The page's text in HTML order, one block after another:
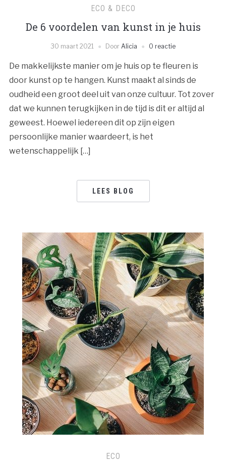
ECO & DECO
De 6 voordelen van kunst in je huis
30 maart 2021 Door Alicia 0 reactie
De makkelijkste manier om je huis op te fleuren is
door kunst op te hangen. Kunst maakt al sinds de
oudheid een groot deel uit van onze cultuur. Tot zover
dat we kunnen terugkijken in de tijd is dit er altijd al
geweest. Hoewel iedereen dit op zijn eigen
persoonlijke manier waardeert, is het
wetenschappelijk […]
LEES BLOG
ECO